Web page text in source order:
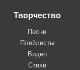
Творчество
Песни
Плейлисты
Видео
Стихи